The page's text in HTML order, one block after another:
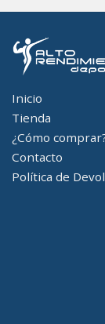
Inicio
Tienda
¿Cómo
Contacto
Política de